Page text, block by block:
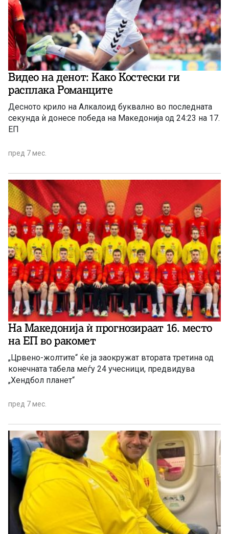
Видео на денот: Како Костески ги
расплака Романците
Десното крило на Алкалоид буквално во последната
секунда ѝ донесе победа на Македонија од 24:23 на 17.
ЕП
пред 7 мес.
На Македонија ѝ прогнозираат 16. место
на ЕП во ракомет
„Црвено-жолтите“ ќе ја заокружат втората третина од
конечната табела меѓу 24 учесници, предвидува
„Хендбол планет“
пред 7 мес.